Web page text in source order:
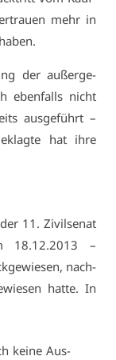
mehr in
der au­ßer­ge­
eben­falls nicht
aus­ge­führt –
hat ih­re
11. Zi­vil­se­nat
18.12.2013 –
nach­
hat­te. In
kei­ne Aus­